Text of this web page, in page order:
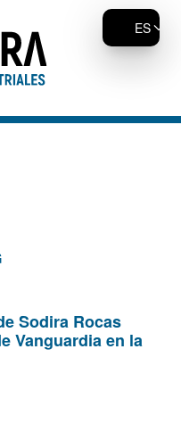
Sodira Rocas
Vanguardia en la
ES